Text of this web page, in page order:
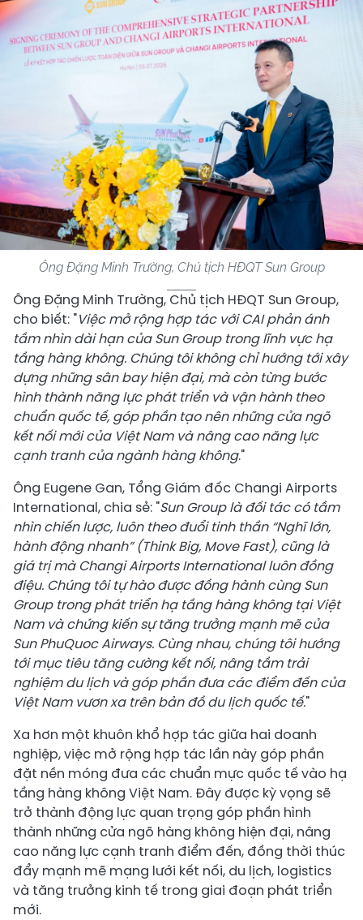
Ông Đặng Minh Trường, Chủ tịch HĐQT Sun Group
Ông Đặng Minh Trường, Chủ tịch HĐQT Sun Group,
cho biết: "Việc mở rộng hợp tác với CAI phản ánh
tầm nhìn dài hạn của Sun Group trong lĩnh vực hạ
tầng hàng không. Chúng tôi không chỉ hướng tới xây
dựng những sân bay hiện đại, mà còn từng bước
hình thành năng lực phát triển và vận hành theo
chuẩn quốc tế, góp phần tạo nên những cửa ngõ
kết nối mới của Việt Nam và nâng cao năng lực
cạnh tranh của ngành hàng không."
Ông Eugene Gan, Tổng Giám đốc Changi Airports
International, chia sẻ: "Sun Group là đối tác có tầm
nhìn chiến lược, luôn theo đuổi tinh thần “Nghĩ lớn,
hành động nhanh” (Think Big, Move Fast), cũng là
giá trị mà Changi Airports International luôn đồng
điệu. Chúng tôi tự hào được đồng hành cùng Sun
Group trong phát triển hạ tầng hàng không tại Việt
Nam và chứng kiến sự tăng trưởng mạnh mẽ của
Sun PhuQuoc Airways. Cùng nhau, chúng tôi hướng
tới mục tiêu tăng cường kết nối, nâng tầm trải
nghiệm du lịch và góp phần đưa các điểm đến của
Việt Nam vươn xa trên bản đồ du lịch quốc tế."
Xa hơn một khuôn khổ hợp tác giữa hai doanh
nghiệp, việc mở rộng hợp tác lần này góp phần
đặt nền móng đưa các chuẩn mực quốc tế vào hạ
tầng hàng không Việt Nam. Đây được kỳ vọng sẽ
trở thành động lực quan trọng góp phần hình
thành những cửa ngõ hàng không hiện đại, nâng
cao năng lực cạnh tranh điểm đến, đồng thời thúc
đẩy mạnh mẽ mạng lưới kết nối, du lịch, logistics
và tăng trưởng kinh tế trong giai đoạn phát triển
mới.